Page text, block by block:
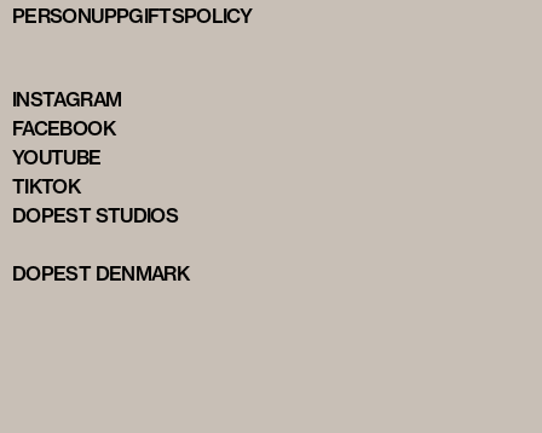
PERSONUPPGIFTSPOLICY
INSTAGRAM
FACEBOOK
YOUTUBE
TIKTOK
DOPEST STUDIOS
DOPEST DENMARK